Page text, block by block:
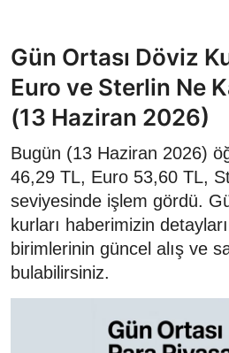
Gün Ortası Döviz
Euro ve Sterlin Ne
(13 Haziran 2026)
Bugün (13 Haziran 2026)
46,29 TL, Euro 53,60 TL,
seviyesinde işlem gördü.
kurları haberimizin
birimlerinin güncel alış ve
bulabilirsiniz.